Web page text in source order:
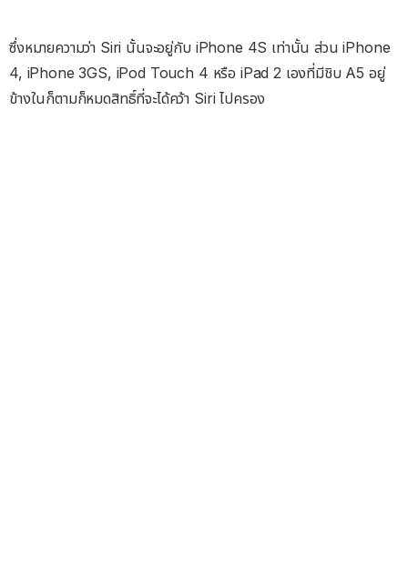
ซึ่งหมายความว่า Siri นั้นจะอยู่กับ iPhone 4S เท่านั้น ส่วน iPhone
4, iPhone 3GS, iPod Touch 4 หรือ iPad 2 เองที่มีชิบ A5 อยู่
ข้างในก็ตามก็หมดสิทธิ์ที่จะได้คว้า Siri ไปครอง